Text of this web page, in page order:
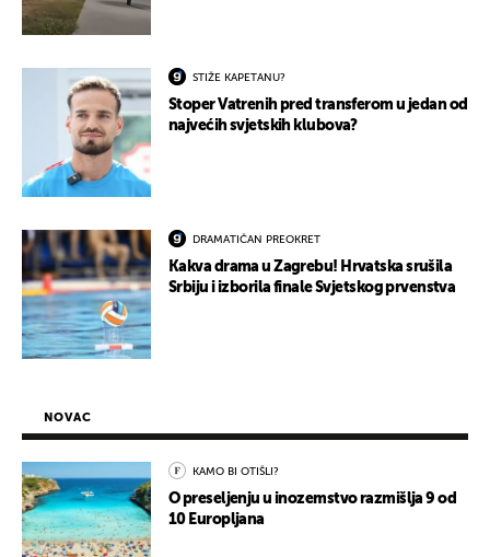
STIŽE KAPETANU?
Stoper Vatrenih pred transferom u jedan od
najvećih svjetskih klubova?
DRAMATIČAN PREOKRET
Kakva drama u Zagrebu! Hrvatska srušila
Srbiju i izborila finale Svjetskog prvenstva
NOVAC
KAMO BI OTIŠLI?
O preseljenju u inozemstvo razmišlja 9 od
10 Europljana